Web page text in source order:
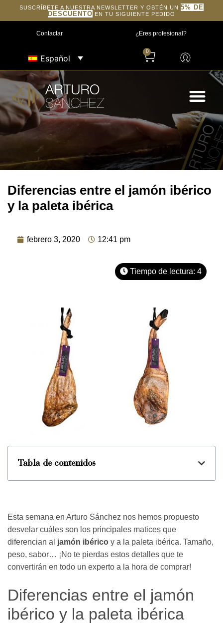
SUSCRÍBETE A NUESTRA NEWSLETTER Y OBTÉN UN 5% DE
DESCUENTO EN TU SIGUIENTE PEDIDO
Contactar ¿Eres profesional?
Español
0
Diferencias entre el jamón ibérico
y la paleta ibérica
febrero 3, 2020 12:41 pm
Tiempo de lectura: 4
Tabla de contenidos
Esta semana en Arturo Sánchez nos hemos propuesto
desvelar cuáles son los principales matices que
diferencian al jamón ibérico y a la paleta ibérica. Tamaño,
peso, sabor… ¡No te pierdas estos detalles que te
convertirán en todo un experto a la hora de comprar!
Diferencias entre el jamón
ibérico y la paleta ibérica